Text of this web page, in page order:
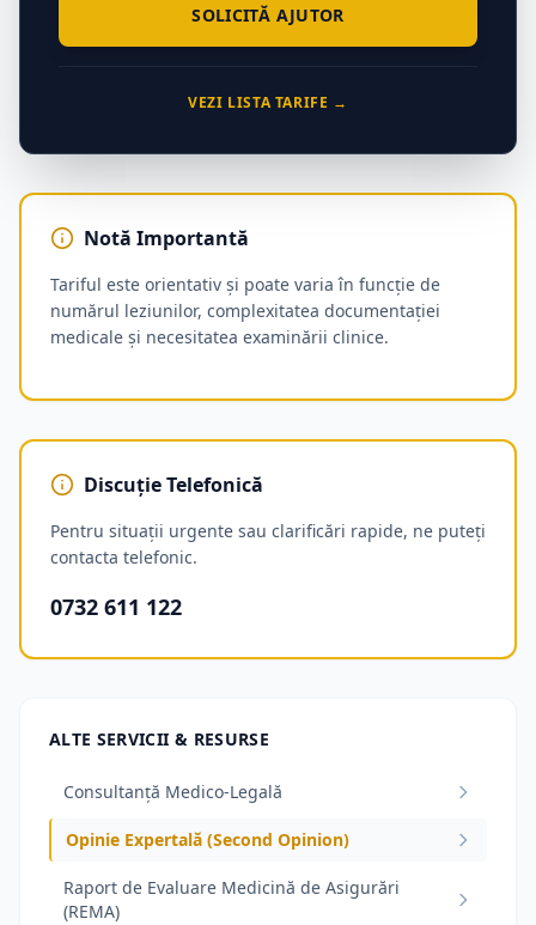
SOLICITĂ AJUTOR
VEZI LISTA TARIFE →
Notă Importantă
Tariful este orientativ și poate varia în funcție de
numărul leziunilor, complexitatea documentației
medicale și necesitatea examinării clinice.
Discuție Telefonică
Pentru situații urgente sau clarificări rapide, ne puteți
contacta telefonic.
0732 611 122
ALTE SERVICII & RESURSE
Consultanță Medico-Legală
Opinie Expertală (Second Opinion)
Raport de Evaluare Medicină de Asigurări
(REMA)